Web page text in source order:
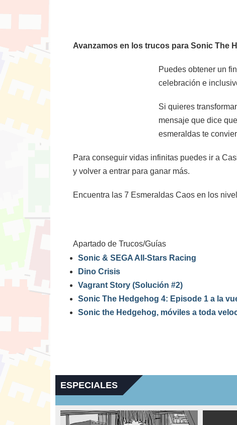
Avanzamos en los trucos para Sonic The
Puedes obtener un
celebración e
Si quieres
mensaje que dice
esmeraldas te
Para conseguir vidas infinitas puedes ir a
y volver a entrar para ganar más.
Encuentra las 7 Esmeraldas Caos en los
Apartado de Trucos/Guías
Sonic & SEGA All-Stars Racing
Dino Crisis
Vagrant Story (Solución #2)
Sonic The Hedgehog 4: Episode 1 a la
Sonic the Hedgehog, móviles a toda
ESPECIALES